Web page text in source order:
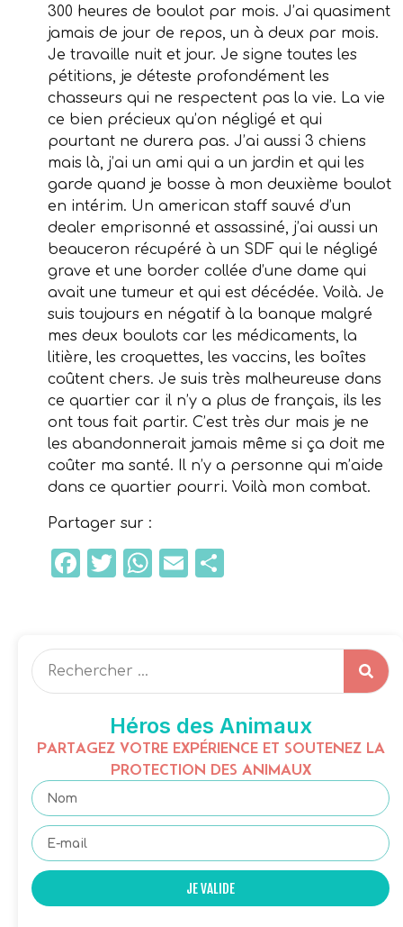
300 heures de boulot par mois. J’ai quasiment
jamais de jour de repos, un à deux par mois.
Je travaille nuit et jour. Je signe toutes les
pétitions, je déteste profondément les
chasseurs qui ne respectent pas la vie. La vie
ce bien précieux qu’on négligé et qui
pourtant ne durera pas. J’ai aussi 3 chiens
mais là, j’ai un ami qui a un jardin et qui les
garde quand je bosse à mon deuxième boulot
en intérim. Un american staff sauvé d’un
dealer emprisonné et assassiné, j’ai aussi un
beauceron récupéré à un SDF qui le négligé
grave et une border collée d’une dame qui
avait une tumeur et qui est décédée. Voilà. Je
suis toujours en négatif à la banque malgré
mes deux boulots car les médicaments, la
litière, les croquettes, les vaccins, les boîtes
coûtent chers. Je suis très malheureuse dans
ce quartier car il n’y a plus de français, ils les
ont tous fait partir. C’est très dur mais je ne
les abandonnerait jamais même si ça doit me
coûter ma santé. Il n’y a personne qui m’aide
dans ce quartier pourri. Voilà mon combat.
Partager sur :
Facebook
Twitter
WhatsApp
Email
Héros des Animaux
PARTAGEZ VOTRE EXPÉRIENCE ET SOUTENEZ LA
PROTECTION DES ANIMAUX
JE VALIDE